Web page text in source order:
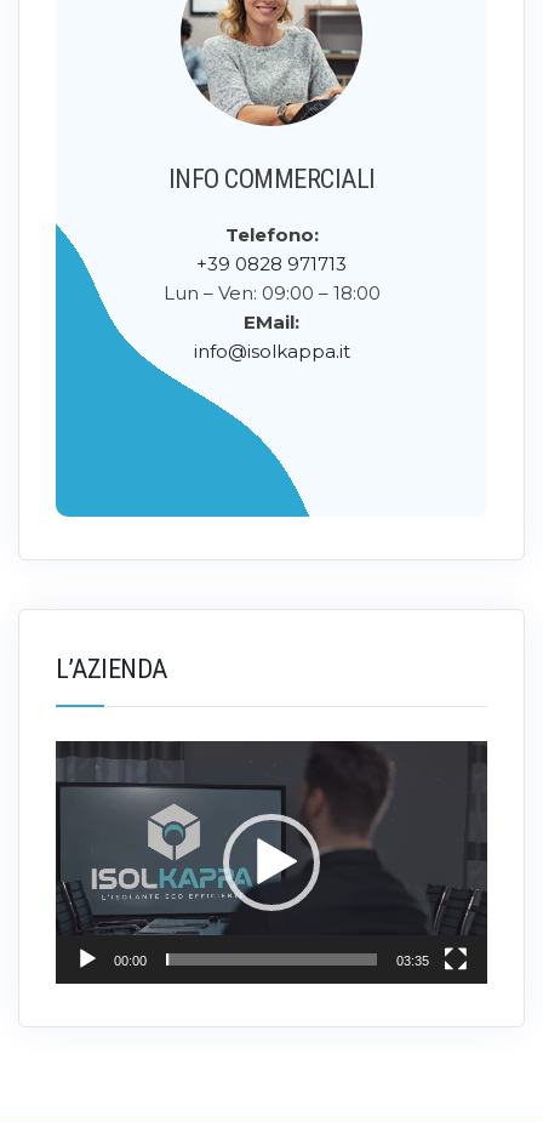
INFO COMMERCIALI
Telefono:
+39 0828 971713
Lun – Ven: 09:00 – 18:00
EMail:
info@isolkappa.it
L’AZIENDA
Video
Player
00:00 03:35